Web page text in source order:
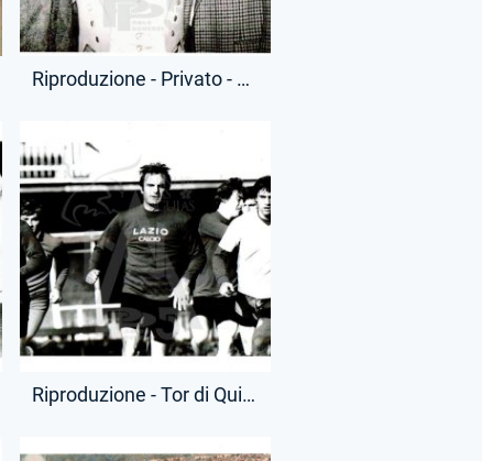
Riproduzione - Privato - Bruno Giordano e Lionello Manfredonia
Riproduzione - Tor di Quinto - Allenamenti